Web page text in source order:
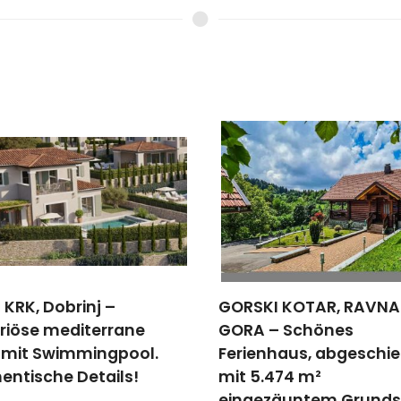
KOTAR, RAVNA
– Schönes
abgeschieden
m²
OPATIJA, LOVRAN -
Penthouse in einem
Gebäude in der Nähe
Strandes und von